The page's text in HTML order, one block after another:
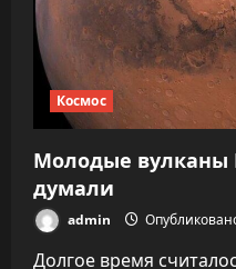
Космос
Молодые вулканы
думали
admin
Долгое время